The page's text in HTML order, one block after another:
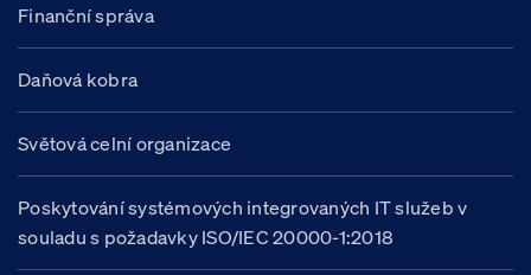
Finanční správa
Daňová kobra
Světová celní organizace
Poskytování systémových integrovaných IT služeb v
souladu s požadavky ISO/IEC 20000-1:2018